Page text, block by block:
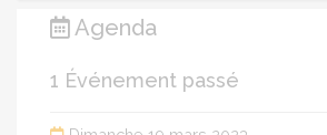
Agenda
1 Événement passé